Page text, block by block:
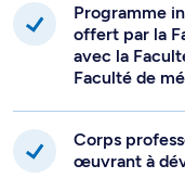
Programme
offert par la
avec la
Faculté de
Corps
œuvrant à